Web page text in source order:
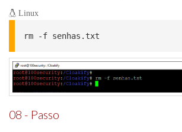
Linux
rm -f senhas.txt
08 - Passo